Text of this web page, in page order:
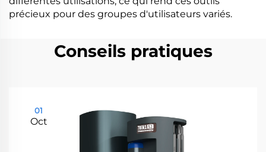
précieux pour des groupes d'utilisateurs variés.
Conseils pratiques
01
Oct